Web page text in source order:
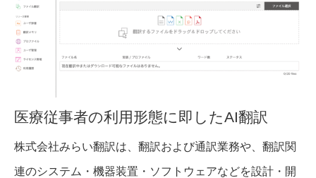
医療従事者の利用形態に即したAI翻訳
株式会社みらい翻訳は、翻訳および通訳業務や、翻訳関
連のシステム・機器装置・ソフトウェアなどを設計・開